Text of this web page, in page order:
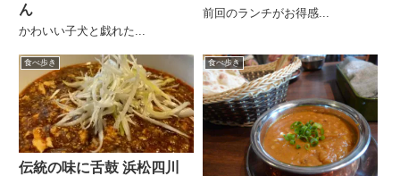
ん
かわいい子犬と戯れた...
前回のランチがお得感...
食べ歩き
伝統の味に舌鼓 浜松四川
食べ歩き